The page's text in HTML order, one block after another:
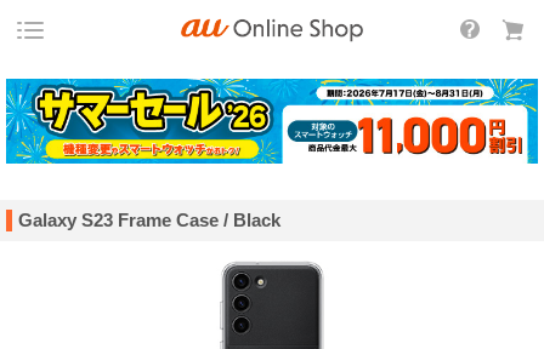
Galaxy S23 Frame Case / Black